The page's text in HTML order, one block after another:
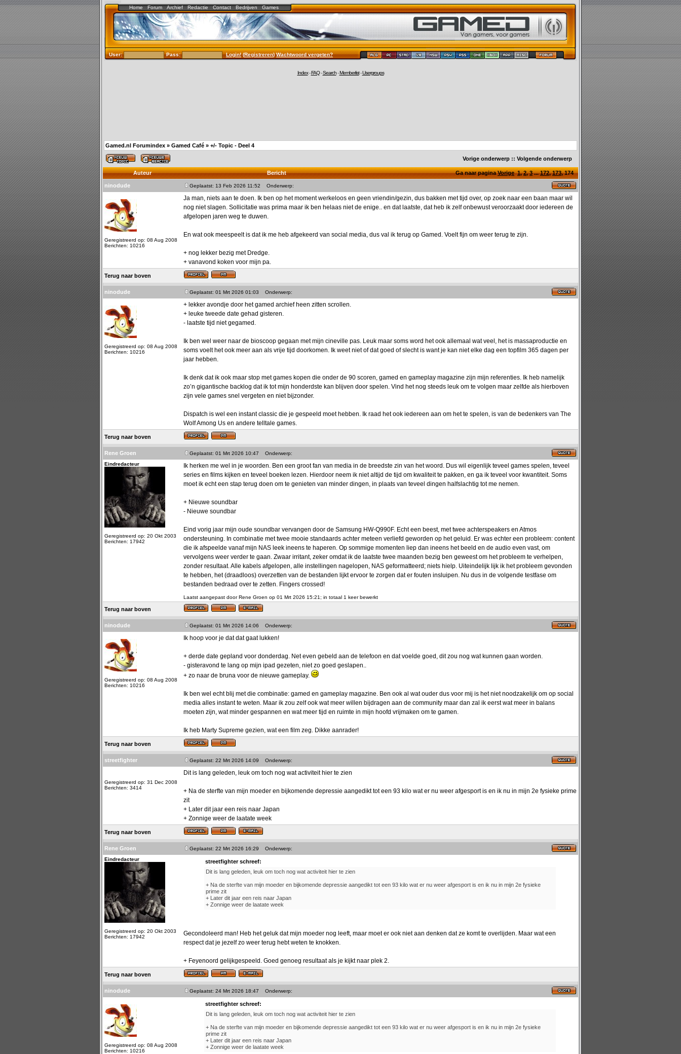
Home Forum Archief Redactie Contact Bedrijven Games
User: Pass: Login!(Registreren)Wachtwoord vergeten?
Index-FAQ-Search-Memberlist-Usergroups
Gamed.nl Forumindex » Gamed Café » +/- Topic - Deel 4
Vorige onderwerp :: Volgende onderwerp
Auteur Bericht Ga naar paginaVorige 1,2,3...172,173,174
ninodude Geplaatst: 13 Feb 2026 11:52 Onderwerp:
Geregistreerd op: 08 Aug 2008
Berichten: 10216
Ja man, niets aan te doen. Ik ben op het moment werkeloos en geen vriendin/gezin, dus bakken met tijd over, op zoek naar een baan maar wil
nog niet slagen. Sollicitatie was prima maar ik ben helaas niet de enige.. en dat laatste, dat heb ik zelf onbewust veroorzaakt door iedereen de
afgelopen jaren weg te duwen.
En wat ook meespeelt is dat ik me heb afgekeerd van social media, dus val ik terug op Gamed. Voelt fijn om weer terug te zijn.
+ nog lekker bezig met Dredge.
+ vanavond koken voor mijn pa.
Terug naar boven
ninodude Geplaatst: 01 Mrt 2026 01:03 Onderwerp:
Geregistreerd op: 08 Aug 2008
Berichten: 10216
+ lekker avondje door het gamed archief heen zitten scrollen.
+ leuke tweede date gehad gisteren.
- laatste tijd niet gegamed.
Ik ben wel weer naar de bioscoop gegaan met mijn cineville pas. Leuk maar soms word het ook allemaal wat veel, het is massaproductie en
soms voelt het ook meer aan als vrije tijd doorkomen. Ik weet niet of dat goed of slecht is want je kan niet elke dag een topfilm 365 dagen per
jaar hebben.
Ik denk dat ik ook maar stop met games kopen die onder de 90 scoren, gamed en gameplay magazine zijn mijn referenties. Ik heb namelijk
zo’n gigantische backlog dat ik tot mijn honderdste kan blijven door spelen. Vind het nog steeds leuk om te volgen maar zelfde als hierboven
zijn vele games snel vergeten en niet bijzonder.
Dispatch is wel een instant classic die je gespeeld moet hebben. Ik raad het ook iedereen aan om het te spelen, is van de bedenkers van The
Wolf Among Us en andere telltale games.
Terug naar boven
Rene Groen Geplaatst: 01 Mrt 2026 10:47
Onderwerp:
Eindredacteur
Geregistreerd op: 20 Okt 2003
Berichten: 17942
Ik herken me wel in je woorden. Ben een groot fan van media in de breedste zin van het woord. Dus wil eigenlijk teveel games spelen, teveel
series en films kijken en teveel boeken lezen. Hierdoor neem ik niet altijd de tijd om kwaliteit te pakken, en ga ik teveel voor kwantiteit. Soms
moet ik echt een stap terug doen om te genieten van minder dingen, in plaats van teveel dingen halfslachtig tot me nemen.
+ Nieuwe soundbar
- Nieuwe soundbar
Eind vorig jaar mijn oude soundbar vervangen door de Samsung HW-Q990F. Echt een beest, met twee achterspeakers en Atmos
ondersteuning. In combinatie met twee mooie standaards achter meteen verliefd geworden op het geluid. Er was echter een probleem: content
die ik afspeelde vanaf mijn NAS leek ineens te haperen. Op sommige momenten liep dan ineens het beeld en de audio even vast, om
vervolgens weer verder te gaan. Zwaar irritant, zeker omdat ik de laatste twee maanden bezig ben geweest om het probleem te verhelpen,
zonder resultaat. Alle kabels afgelopen, alle instellingen nagelopen, NAS geformatteerd; niets hielp. Uiteindelijk lijk ik het probleem gevonden
te hebben, het (draadloos) overzetten van de bestanden lijkt ervoor te zorgen dat er fouten insluipen. Nu dus in de volgende testfase om
bestanden bedraad over te zetten. Fingers crossed!
Laatst aangepast door Rene Groen op 01 Mrt 2026 15:21; in totaal 1 keer bewerkt
Terug naar boven
ninodude Geplaatst: 01 Mrt 2026 14:06 Onderwerp:
Geregistreerd op: 08 Aug 2008
Berichten: 10216
Ik hoop voor je dat dat gaat lukken!
+ derde date gepland voor donderdag. Net even gebeld aan de telefoon en dat voelde goed, dit zou nog wat kunnen gaan worden.
- gisteravond te lang op mijn ipad gezeten, niet zo goed geslapen..
+ zo naar de bruna voor de nieuwe gameplay.
Ik ben wel echt blij met die combinatie: gamed en gameplay magazine. Ben ook al wat ouder dus voor mij is het niet noodzakelijk om op social
media alles instant te weten. Maar ik zou zelf ook wat meer willen bijdragen aan de community maar dan zal ik eerst wat meer in balans
moeten zijn, wat minder gespannen en wat meer tijd en ruimte in mijn hoofd vrijmaken om te gamen.
Ik heb Marty Supreme gezien, wat een film zeg. Dikke aanrader!
Terug naar boven
streetfighter Geplaatst: 22 Mrt 2026 14:09 Onderwerp:
Geregistreerd op: 31 Dec 2008
Berichten: 3414
Dit is lang geleden, leuk om toch nog wat activiteit hier te zien
+ Na de sterfte van mijn moeder en bijkomende depressie aangedikt tot een 93 kilo wat er nu weer afgesport is en ik nu in mijn 2e fysieke prime
zit
+ Later dit jaar een reis naar Japan
+ Zonnige weer de laatate week
Terug naar boven
Rene Groen Geplaatst: 22 Mrt 2026 16:29
Onderwerp:
Eindredacteur
Geregistreerd op: 20 Okt 2003
Berichten: 17942
streetfighter schreef:
Dit is lang geleden, leuk om toch nog wat activiteit hier te zien
+ Na de sterfte van mijn moeder en bijkomende depressie aangedikt tot een 93 kilo wat er nu weer afgesport is en ik nu in mijn 2e fysieke
prime zit
+ Later dit jaar een reis naar Japan
+ Zonnige weer de laatate week
Gecondoleerd man! Heb het geluk dat mijn moeder nog leeft, maar moet er ook niet aan denken dat ze komt te overlijden. Maar wat een
respect dat je jezelf zo weer terug hebt weten te knokken.
+ Feyenoord gelijkgespeeld. Goed genoeg resultaat als je kijkt naar plek 2.
Terug naar boven
ninodude Geplaatst: 24 Mrt 2026 18:47 Onderwerp:
Geregistreerd op: 08 Aug 2008
Berichten: 10216
streetfighter schreef:
Dit is lang geleden, leuk om toch nog wat activiteit hier te zien
+ Na de sterfte van mijn moeder en bijkomende depressie aangedikt tot een 93 kilo wat er nu weer afgesport is en ik nu in mijn 2e fysieke
prime zit
+ Later dit jaar een reis naar Japan
+ Zonnige weer de laatate week